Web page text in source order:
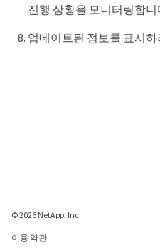
진행 상황을 모니터링합니
업데이트된 정보를 표시
© 2026 NetApp, Inc.
이용 약관